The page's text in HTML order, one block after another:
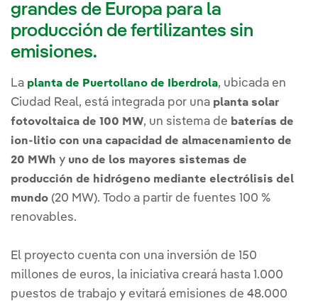
grandes de Europa para la
producción de fertilizantes sin
emisiones.
La planta de Puertollano de Iberdrola, ubicada en
Ciudad Real, está integrada por una planta solar
fotovoltaica de 100 MW, un sistema de baterías de
ion-litio con una capacidad de almacenamiento de
20 MWh y uno de los mayores sistemas de
producción de hidrógeno mediante electrólisis del
mundo (20 MW). Todo a partir de fuentes 100 %
renovables.
El proyecto cuenta con una inversión de 150
millones de euros, la iniciativa creará hasta 1.000
puestos de trabajo y evitará emisiones de 48.000